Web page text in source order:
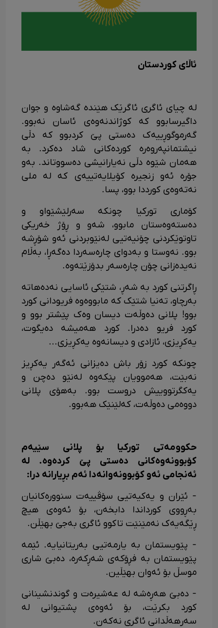
ئاڵای کوردستان
لە چیای ئاگری ئاگرێک هێندە گەشاوە و جوان
داگیرسابوو کە کوژاندنەوەی ئاسان نەبوو.
گەرموگوڕییەک دەستی پێ کردبوو کە دڵی
نیشتمانپەروەرە کوردەکانی شاد دەکرد. بە
هەمان شێوە دڵی نەیارانیشی دەسووتاند. بەو
جۆرە ئەو زنجیرە کۆیلایەتییەی کە لە ملی
نەتەوەی کورددا بوو، پسا.
کۆماری تورکیا چونکە سەرلێشێواو و
دەستەوەستان مابوو، شەو و ڕۆژ خەریکی
تاوتوێکردنی چۆنیەتیی لەنێوبردنی ئەو شۆڕشە
بوو. نەوستا و بەدوای چارەسەردا دەگەڕا، بەڵام
نەیدەزانی چۆن چارەسەر بدۆزێتەوە.
ڕاگرتنی کورد بە شەڕ، شتێکی ئاسایی نەدەهاتە
بەرچاو، تەنیا شتێک کە مابووەوە فریودانی کورد
بوو! پلانی دەوڵەت دیسان وەک پێشتر بوو و
کورد فریو دەدرا. کورد هەمیشە دەیگوت،
یەکڕیزی، ئازادی و دیسانەوە یەکڕیزی...
چونکە کورد زۆر باش دەیزانی ئەگەر یەکڕیز
نەبێت، هەموویان پێکەوە لەنێو دەچن و
یەکگرتووییش دروست بوو. بەهۆی پلانی
دووەمی دەوڵەت، کەلێنێک هەبوو.
حکوومەتی تورکیا بۆ پلانی سێیەم
کۆبوونەوەکانی دەستی پێ کردەوە. لە
ئەنجامی ئەو کۆبوونەوانەدا ئەم بڕیارانە درا:
- ئێران و یەکیەتیی سۆڤییەت سنوورەکانیان
بەڕووی کورداندا دابخەن، بۆ ئەوەی هیچ
ڕێگەیەک نەمێنێت تاکوو ئاگری بەجێ بهێڵن.
- پێویستمان بە یارمەتیی بەریتانیایە. ئێمە
پێویستمان بە فڕۆکەی شەڕکەرە، دەبێ شاری
موسڵ بۆ ئەوان بهێڵین.
- دەبێ هەڕەشە لە عەشیرەت و گوندنشینانی
کورد بکرێت، بۆ ئەوەی پشتیوانی لە
سەرهەڵدانی ئاگری نەکەن.